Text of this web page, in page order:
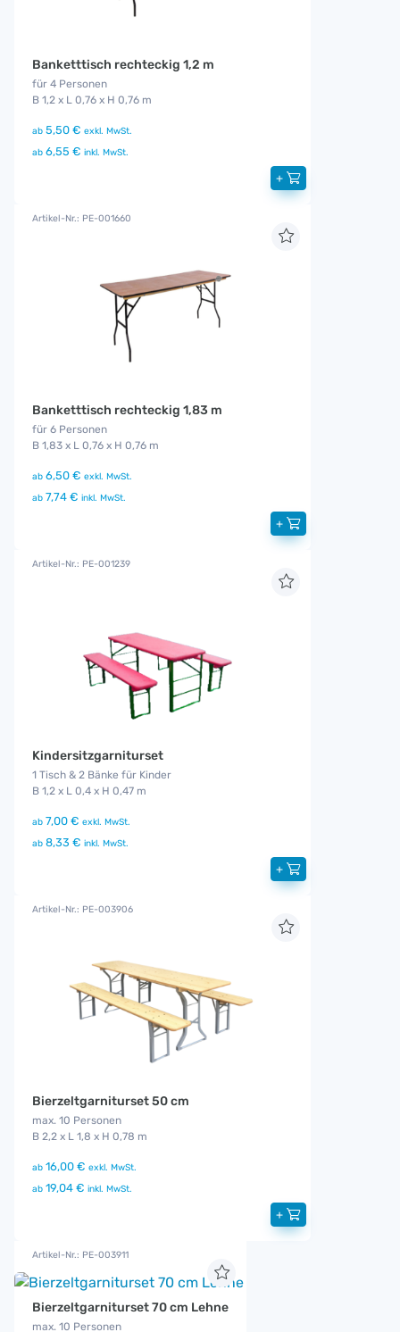
Banketttisch rechteckig 1,2 m
für 4 Personen
B 1,2 x L 0,76 x H 0,76 m
ab 5,50 € exkl. MwSt.
ab 6,55 € inkl. MwSt.
+
Artikel-Nr.: PE-001660
Banketttisch rechteckig 1,83 m
für 6 Personen
B 1,83 x L 0,76 x H 0,76 m
ab 6,50 € exkl. MwSt.
ab 7,74 € inkl. MwSt.
+
Artikel-Nr.: PE-001239
Kindersitzgarniturset
1 Tisch & 2 Bänke für Kinder
B 1,2 x L 0,4 x H 0,47 m
ab 7,00 € exkl. MwSt.
ab 8,33 € inkl. MwSt.
+
Artikel-Nr.: PE-003906
Bierzeltgarniturset 50 cm
max. 10 Personen
B 2,2 x L 1,8 x H 0,78 m
ab 16,00 € exkl. MwSt.
ab 19,04 € inkl. MwSt.
+
Artikel-Nr.: PE-003911
Bierzeltgarniturset 70 cm Lehne
max. 10 Personen